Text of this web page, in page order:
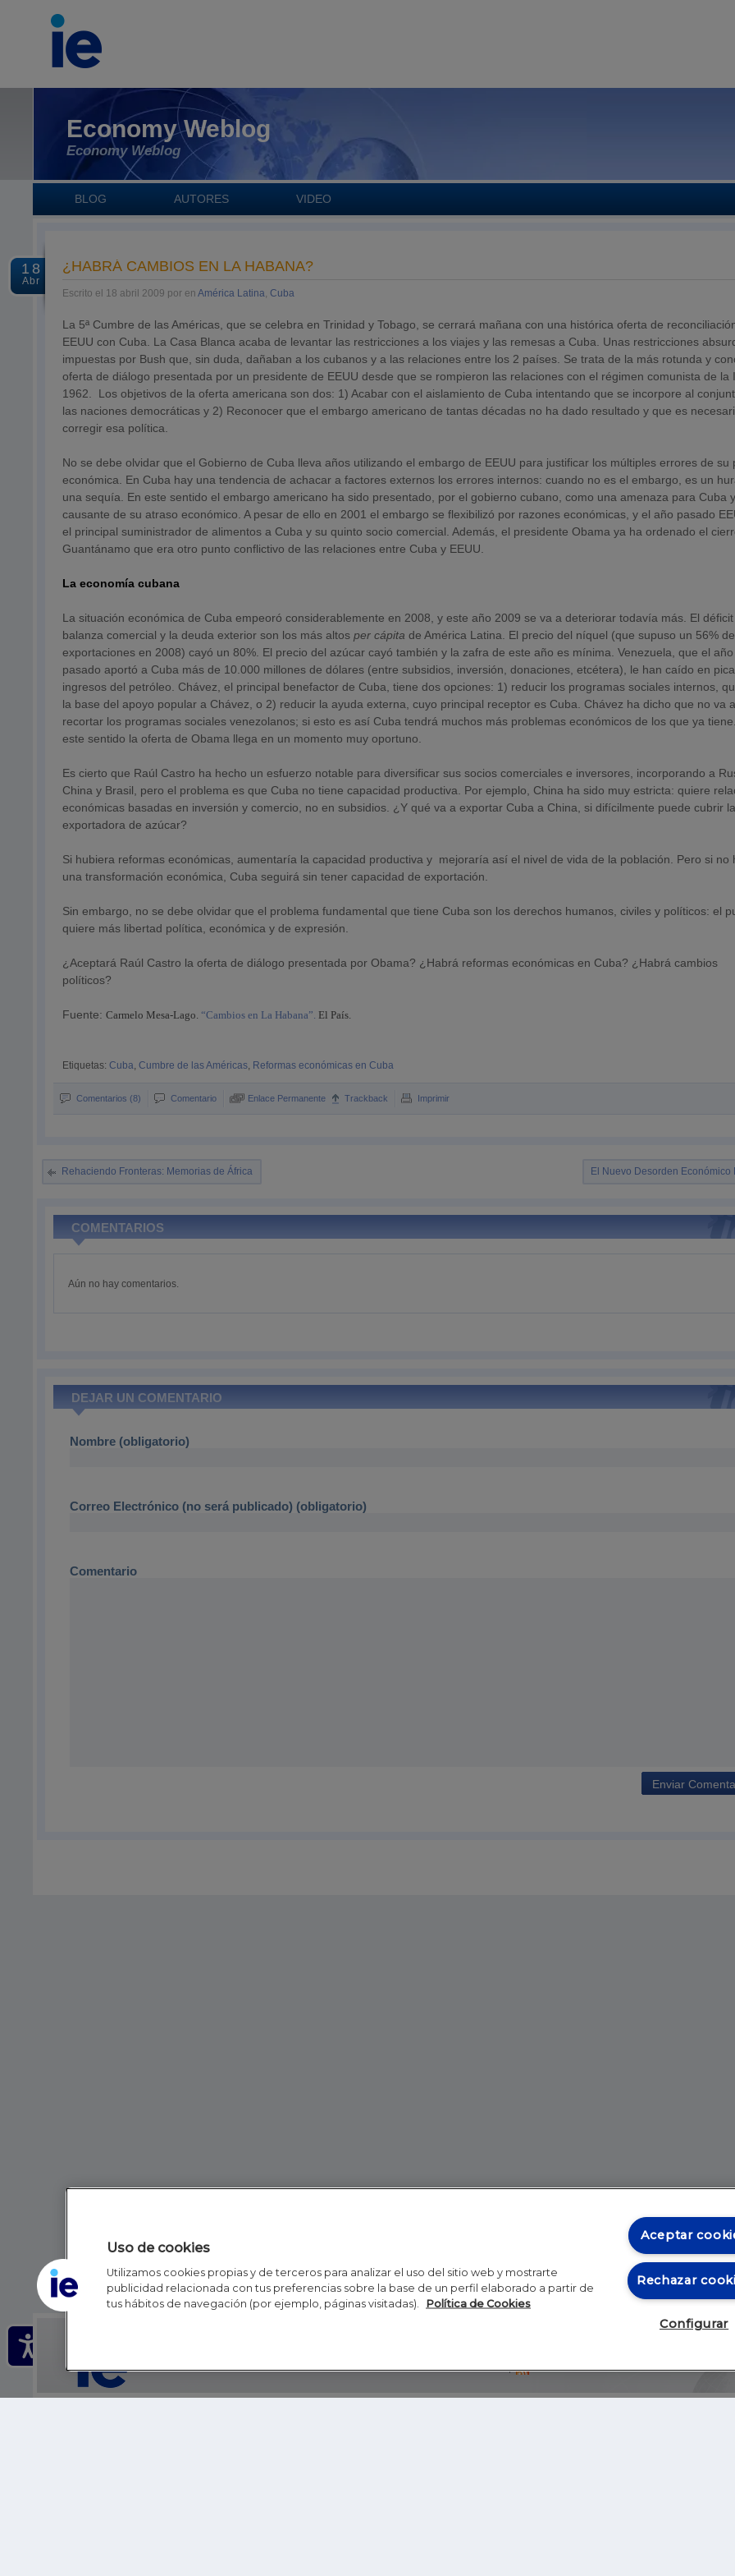
Economy Weblog
Economy Weblog
BLOG AUTORES VIDEO
18
Abr
¿HABRÁ CAMBIOS EN LA HABANA?
Escrito el 18 abril 2009 por enAmérica Latina,Cuba
La 5ª Cumbre de las Américas, que se celebra en Trinidad y Tobago, se cerrará mañana con una histórica oferta de
EEUU con Cuba. La Casa Blanca acaba de levantar las restricciones a los viajes y las remesas a Cuba. Unas restricciones
impuestas por Bush que, sin duda, dañaban a los cubanos y a las relaciones entre los 2 países. Se trata de la más rotunda y
oferta de diálogo presentada por un presidente de EEUU desde que se rompieron las relaciones con el régimen comunista de la
1962. Los objetivos de la oferta americana son dos: 1) Acabar con el aislamiento de Cuba intentando que se incorpore al
las naciones democráticas y 2) Reconocer que el embargo americano de tantas décadas no ha dado resultado y que es
corregir esa política.
No se debe olvidar que el Gobierno de Cuba lleva años utilizando el embargo de EEUU para justificar los múltiples errores de su
económica. En Cuba hay una tendencia de achacar a factores externos los errores internos: cuando no es el embargo, es un
una sequía. En este sentido el embargo americano ha sido presentado, por el gobierno cubano, como una amenaza para Cuba
causante de su atraso económico. A pesar de ello en 2001 el embargo se flexibilizó por razones económicas, y el año pasado
el principal suministrador de alimentos a Cuba y su quinto socio comercial. Además, el presidente Obama ya ha ordenado el
Guantánamo que era otro punto conflictivo de las relaciones entre Cuba y EEUU.
La economía cubana
La situación económica de Cuba empeoró considerablemente en 2008, y este año 2009 se va a deteriorar todavía más. El
balanza comercial y la deuda exterior son los más altosper cápita de América Latina. El precio del níquel (que supuso un 56%
exportaciones en 2008) cayó un 80%. El precio del azúcar cayó también y la zafra de este año es mínima. Venezuela, que el año
pasado aportó a Cuba más de 10.000 millones de dólares (entre subsidios, inversión, donaciones, etcétera), le han caído en
ingresos del petróleo. Chávez, el principal benefactor de Cuba, tiene dos opciones: 1) reducir los programas sociales internos,
la base del apoyo popular a Chávez, o 2) reducir la ayuda externa, cuyo principal receptor es Cuba. Chávez ha dicho que no va a
recortar los programas sociales venezolanos; si esto es así Cuba tendrá muchos más problemas económicos de los que ya
este sentido la oferta de Obama llega en un momento muy oportuno.
Es cierto que Raúl Castro ha hecho un esfuerzo notable para diversificar sus socios comerciales e inversores, incorporando a
China y Brasil, pero el problema es que Cuba no tiene capacidad productiva. Por ejemplo, China ha sido muy estricta: quiere
económicas basadas en inversión y comercio, no en subsidios. ¿Y qué va a exportar Cuba a China, si difícilmente puede cubrir
exportadora de azúcar?
Si hubiera reformas económicas, aumentaría la capacidad productiva y mejoraría así el nivel de vida de la población. Pero si no
una transformación económica, Cuba seguirá sin tener capacidad de exportación.
Sin embargo, no se debe olvidar que el problema fundamental que tiene Cuba son los derechos humanos, civiles y políticos: el
quiere más libertad política, económica y de expresión.
¿Aceptará Raúl Castro la oferta de diálogo presentada por Obama? ¿Habrá reformas económicas en Cuba? ¿Habrá cambios
políticos?
Fuente:Carmelo Mesa-Lago. “Cambios en La Habana”. El País.
Etiquetas:Cuba,Cumbre de las Américas, Reformas económicas en Cuba
Comentarios (8) Comentario Enlace Permanente Trackback Imprimir
Rehaciendo Fronteras: Memorias de África El Nuevo Desorden Económico
COMENTARIOS
Aún no hay comentarios.
DEJAR UN COMENTARIO
Nombre (obligatorio)
Correo Electrónico (no será publicado) (obligatorio)
Comentario
Inicio RSS
Uso de cookies
Utilizamos cookies propias y de terceros para analizar el uso del sitio web y mostrarte
publicidad relacionada con tus preferencias sobre la base de un perfil elaborado a partir de
tus hábitos de navegación (por ejemplo, páginas visitadas).
Política de Cookies
Aceptar
Rechazar
Configurar